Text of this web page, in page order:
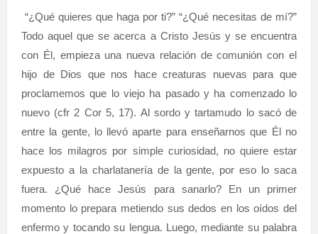
“¿Qué quieres que haga por ti?” “¿Qué necesitas de mí?”
Todo aquel que se acerca a Cristo Jesús y se encuentra
con Él, empieza una nueva relación de comunión con el
hijo de Dios que nos hace creaturas nuevas para que
proclamemos que lo viejo ha pasado y ha comenzado lo
nuevo (cfr 2 Cor 5, 17). Al sordo y tartamudo lo sacó de
entre la gente, lo llevó aparte para enseñarnos que Él no
hace los milagros por simple curiosidad, no quiere estar
expuesto a la charlatanería de la gente, por eso lo saca
fuera. ¿Qué hace Jesús para sanarlo? En un primer
momento lo prepara metiendo sus dedos en los oídos del
enfermo y tocando su lengua. Luego, mediante su palabra